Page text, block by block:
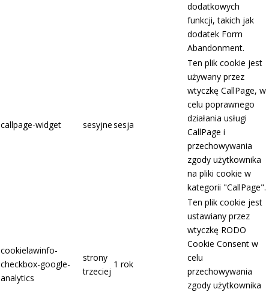
dodatkowych
funkcji, takich jak
dodatek Form
Abandonment.
callpage-widget sesyjnesesja
Ten plik cookie jest
używany przez
wtyczkę CallPage, w
celu poprawnego
działania usługi
CallPage i
przechowywania
zgody użytkownika
na pliki cookie w
kategorii "CallPage".
cookielawinfo-
checkbox-google-
analytics
strony
trzeciej
1 rok
Ten plik cookie jest
ustawiany przez
wtyczkę RODO
Cookie Consent w
celu
przechowywania
zgody użytkownika